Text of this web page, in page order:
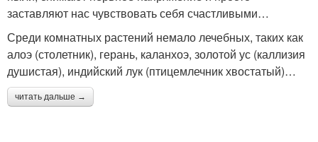
заставляют нас чувствовать себя счастливыми…
Среди комнатных растений немало лечебных, таких как
алоэ (столетник), герань, каланхоэ, золотой ус (каллизия
душистая), индийский лук (птицемлечник хвостатый)…
читать дальше →